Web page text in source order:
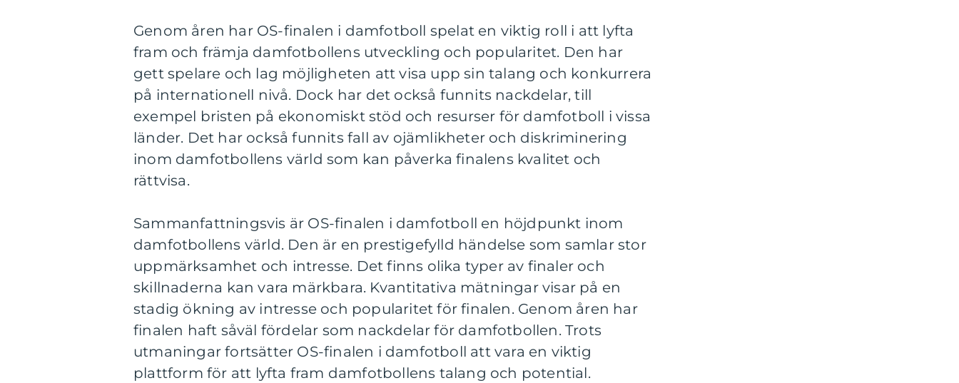
Genom åren har OS-finalen i damfotboll spelat en viktig roll i att lyfta
fram och främja damfotbollens utveckling och popularitet. Den har
gett spelare och lag möjligheten att visa upp sin talang och konkurrera
på internationell nivå. Dock har det också funnits nackdelar, till
exempel bristen på ekonomiskt stöd och resurser för damfotboll i vissa
länder. Det har också funnits fall av ojämlikheter och diskriminering
inom damfotbollens värld som kan påverka finalens kvalitet och
rättvisa.
Sammanfattningsvis är OS-finalen i damfotboll en höjdpunkt inom
damfotbollens värld. Den är en prestigefylld händelse som samlar stor
uppmärksamhet och intresse. Det finns olika typer av finaler och
skillnaderna kan vara märkbara. Kvantitativa mätningar visar på en
stadig ökning av intresse och popularitet för finalen. Genom åren har
finalen haft såväl fördelar som nackdelar för damfotbollen. Trots
utmaningar fortsätter OS-finalen i damfotboll att vara en viktig
plattform för att lyfta fram damfotbollens talang och potential.